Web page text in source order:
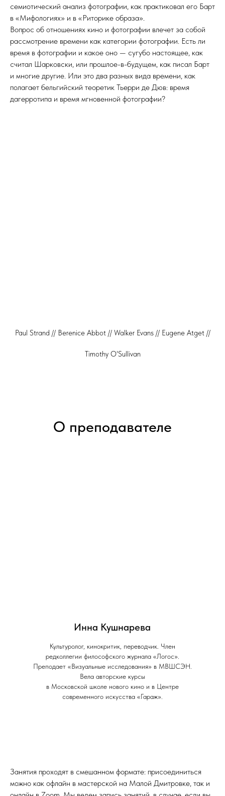
семиотический анализ фотографии, как практиковал его Барт
в «Мифологиях» и в «Риторике образа».
Вопрос об отношениях кино и фотографии влечет за собой
рассмотрение времени как категории фотографии. Есть ли
время в фотографии и какое оно — сугубо настоящее, как
считал Шарковски, или прошлое-в-будущем, как писал Барт
и многие другие. Или это два разных вида времени, как
полагает бельгийский теоретик Тьерри де Дюв: время
дагерротипа и время мгновенной фотографии?
Paul Strand // Berenice Abbot // Walker Evans // Eugene Atget //
Timothy O'Sullivan
О преподавателе
Инна Кушнарева
Культуролог, кинокритик, переводчик. Член
редколлегии философского журнала «Логос».
Преподает «Визуальные исследования» в МВШСЭН.
Вела авторские курсы
в Московской школе нового кино и в Центре
современного искусства «Гараж».
Занятия проходят в смешанном формате: присоединиться
можно как офлайн в мастерской на Малой Дмитровке, так и